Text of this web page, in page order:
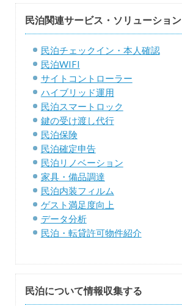
民泊関連サービス・ソリューション
民泊チェックイン・本人確認
民泊WIFI
サイトコントローラー
ハイブリッド運用
民泊スマートロック
鍵の受け渡し代行
民泊保険
民泊確定申告
民泊リノベーション
家具・備品調達
民泊内装フィルム
ゲスト満足度向上
データ分析
民泊・転貸許可物件紹介
民泊について情報収集する